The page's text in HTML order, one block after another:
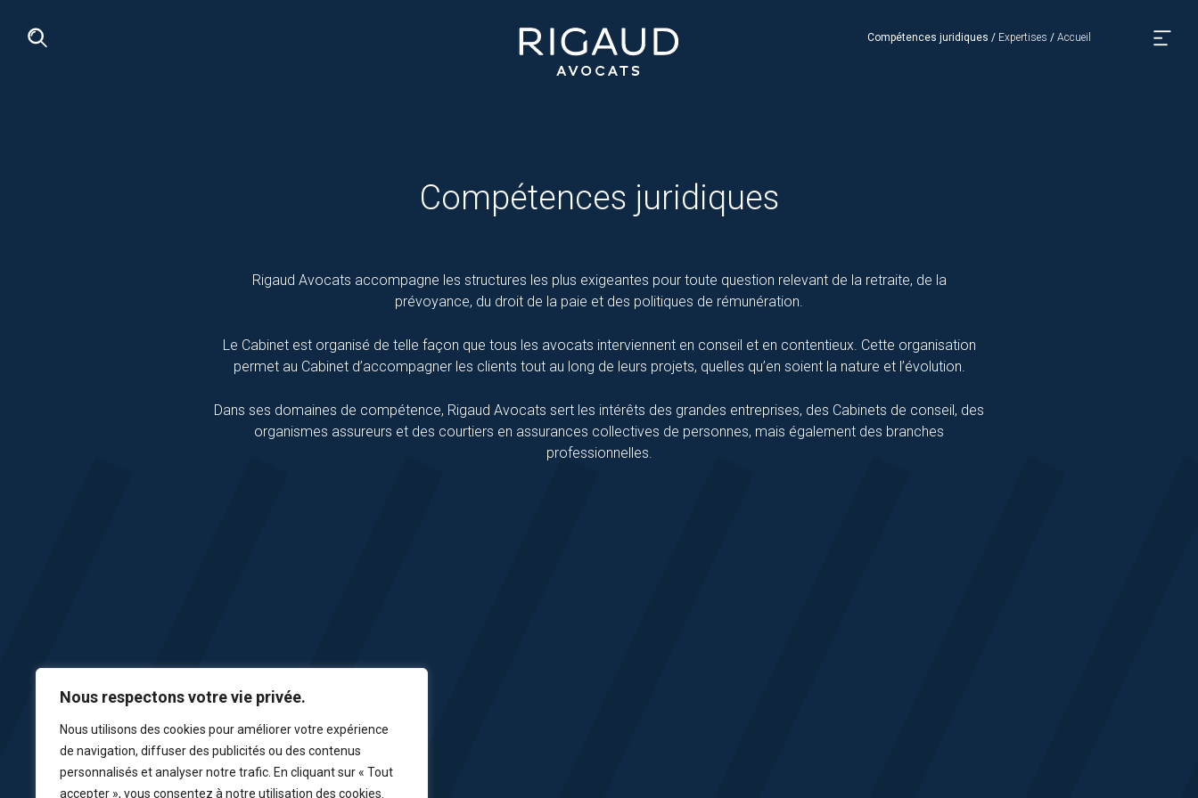
Nous respectons votre vie privée.
Nous utilisons des cookies pour améliorer votre expérience
de navigation, diffuser des publicités ou des contenus
personnalisés et analyser notre trafic. En cliquant sur « Tout
accepter », vous consentez à notre utilisation des cookies.
Compétences juridiques / Expertises / Accueil
Compétences juridiques
Rigaud Avocats accompagne les structures les plus exigeantes pour toute question relevant de la retraite, de la
prévoyance, du droit de la paie et des politiques de rémunération.
Le Cabinet est organisé de telle façon que tous les avocats interviennent en conseil et en contentieux. Cette organisation
permet au Cabinet d’accompagner les clients tout au long de leurs projets, quelles qu’en soient la nature et l’évolution.
Dans ses domaines de compétence, Rigaud Avocats sert les intérêts des grandes entreprises, des Cabinets de conseil, des
organismes assureurs et des courtiers en assurances collectives de personnes, mais également des branches
professionnelles.